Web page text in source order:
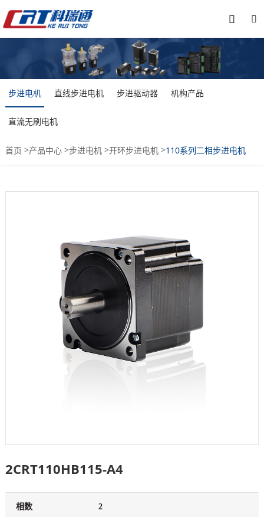


步进电机 直线步进电机 步进驱动器 机构产品
直流无刷电机
首页 >产品中心>步进电机>开环步进电机>110系列二相步进电机
2CRT110HB115-A4
相数 2